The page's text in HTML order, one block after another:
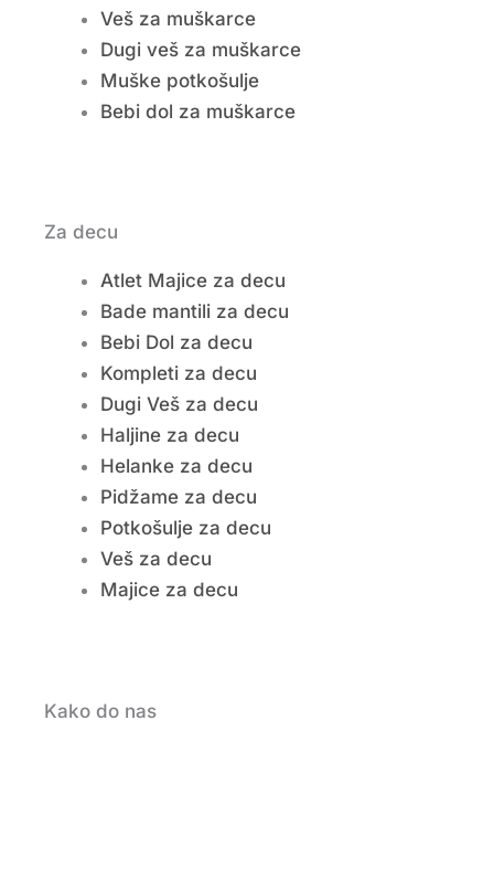
Veš za muškarce
Dugi veš za muškarce
Muške potkošulje
Bebi dol za muškarce
Za decu
Atlet Majice za decu
Bade mantili za decu
Bebi Dol za decu
Kompleti za decu
Dugi Veš za decu
Haljine za decu
Helanke za decu
Pidžame za decu
Potkošulje za decu
Veš za decu
Majice za decu
Kako do nas